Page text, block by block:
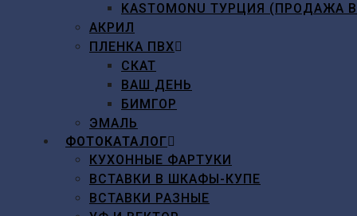
KASTOMONU ТУРЦИЯ
АКРИЛ
ПЛЕНКА ПВХ
СКАТ
ВАШ ДЕНЬ
БИМГОР
ЭМАЛЬ
ФОТОКАТАЛОГ
КУХОННЫЕ ФАРТУКИ
ВСТАВКИ В ШКАФЫ-КУПЕ
ВСТАВКИ РАЗНЫЕ